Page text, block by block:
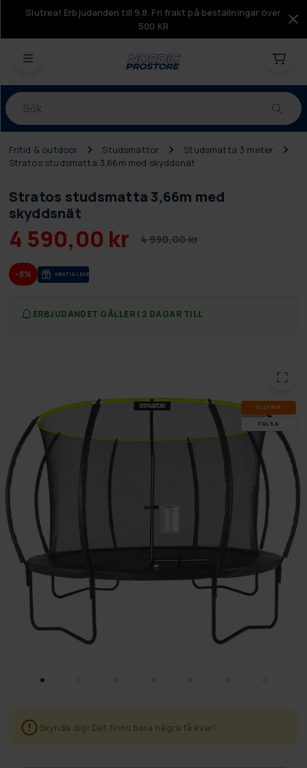
Slutrea! Erbjudanden till 9.8. Fri frakt på beställningar över
500 KR
Produkter
Fritid & outdoor Studsmattor
Studsmatta 3 meter
Stratos studsmatta 3,66m med skyddsnät
Stratos studsmatta 3,66m med
skyddsnät
4 590,00 kr 4 990,00 kr
-8% GRA­TIS LE­VE­RANS
ERBJUDANDET GÄLLER I 2 DAGAR TILL
SLUT­REA
TILL 9.8.
Skynda dig! Det finns bara några få kvar!